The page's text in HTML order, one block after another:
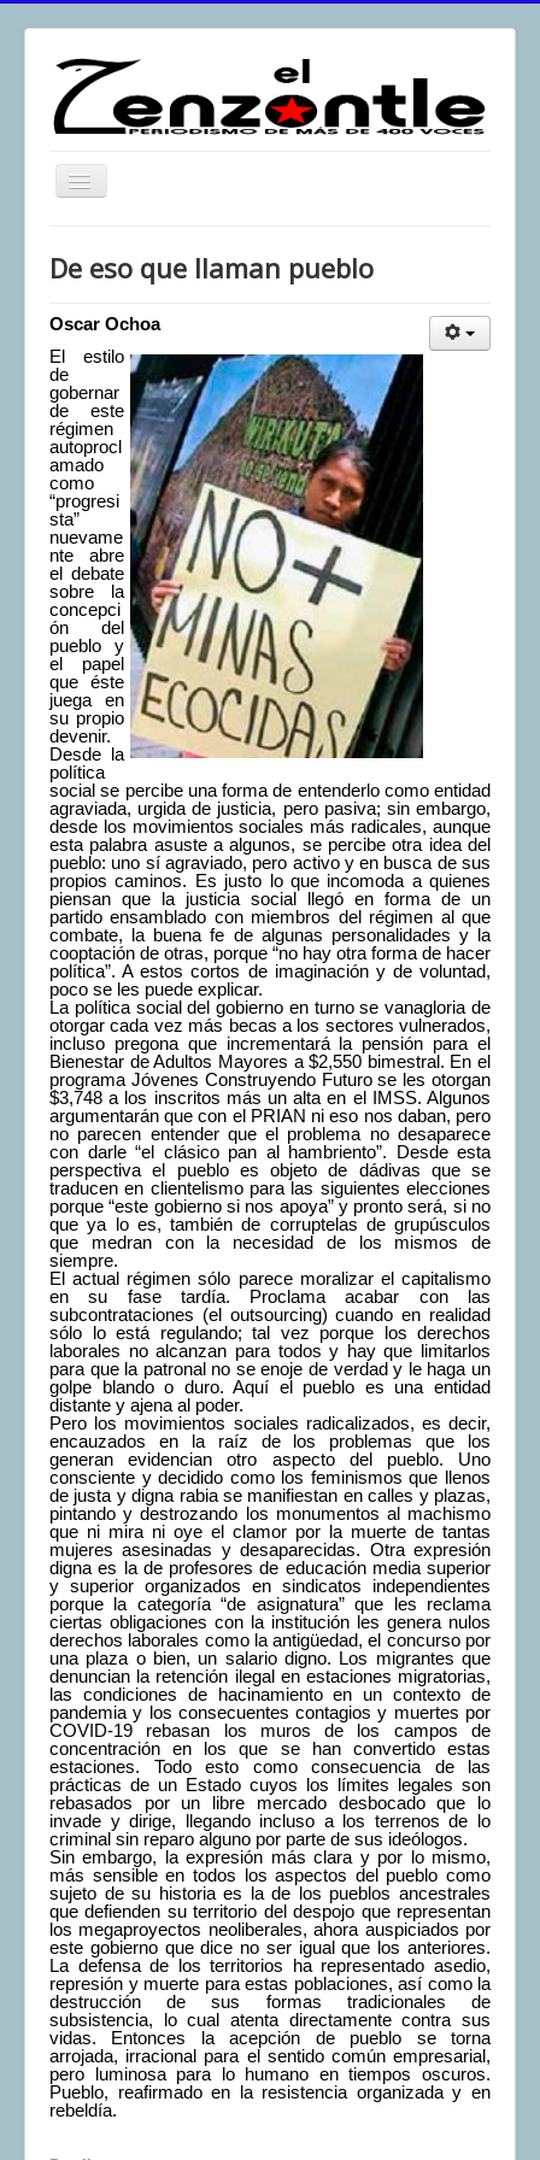
Toggle
El Zenzontle
Resistencia
Análisis
Multimedia
Archivos
Contacto
Afirmación
COMUNERA 67 EN PDF numero de presentación de la
voz de la Casa de los pueblos
De eso que llaman pueblo
Oscar Ochoa
El estilo
de
gobernar
de este
régimen
autoprocl
amado
como
“progresi
sta”
nuevame
nte abre
el debate
sobre la
concepci
ón del
pueblo y
el papel
que éste
juega en
su propio
devenir.
Desde la
política
social se percibe una forma de entenderlo como entidad
agraviada, urgida de justicia, pero pasiva; sin embargo,
desde los movimientos sociales más radicales, aunque
esta palabra asuste a algunos, se percibe otra idea del
pueblo: uno sí agraviado, pero activo y en busca de sus
propios caminos. Es justo lo que incomoda a quienes
piensan que la justicia social llegó en forma de un
partido ensamblado con miembros del régimen al que
combate, la buena fe de algunas personalidades y la
cooptación de otras, porque “no hay otra forma de hacer
política”. A estos cortos de imaginación y de voluntad,
poco se les puede explicar.
La política social del gobierno en turno se vanagloria de
otorgar cada vez más becas a los sectores vulnerados,
incluso pregona que incrementará la pensión para el
Bienestar de Adultos Mayores a $2,550 bimestral. En el
programa Jóvenes Construyendo Futuro se les otorgan
$3,748 a los inscritos más un alta en el IMSS. Algunos
argumentarán que con el PRIAN ni eso nos daban, pero
no parecen entender que el problema no desaparece
con darle “el clásico pan al hambriento”. Desde esta
perspectiva el pueblo es objeto de dádivas que se
traducen en clientelismo para las siguientes elecciones
porque “este gobierno si nos apoya” y pronto será, si no
que ya lo es, también de corruptelas de grupúsculos
que medran con la necesidad de los mismos de
siempre.
El actual régimen sólo parece moralizar el capitalismo
en su fase tardía. Proclama acabar con las
subcontrataciones (el outsourcing) cuando en realidad
sólo lo está regulando; tal vez porque los derechos
laborales no alcanzan para todos y hay que limitarlos
para que la patronal no se enoje de verdad y le haga un
golpe blando o duro. Aquí el pueblo es una entidad
distante y ajena al poder.
Pero los movimientos sociales radicalizados, es decir,
encauzados en la raíz de los problemas que los
generan evidencian otro aspecto del pueblo. Uno
consciente y decidido como los feminismos que llenos
de justa y digna rabia se manifiestan en calles y plazas,
pintando y destrozando los monumentos al machismo
que ni mira ni oye el clamor por la muerte de tantas
mujeres asesinadas y desaparecidas. Otra expresión
digna es la de profesores de educación media superior
y superior organizados en sindicatos independientes
porque la categoría “de asignatura” que les reclama
ciertas obligaciones con la institución les genera nulos
derechos laborales como la antigüedad, el concurso por
una plaza o bien, un salario digno. Los migrantes que
denuncian la retención ilegal en estaciones migratorias,
las condiciones de hacinamiento en un contexto de
pandemia y los consecuentes contagios y muertes por
COVID-19 rebasan los muros de los campos de
concentración en los que se han convertido estas
estaciones. Todo esto como consecuencia de las
prácticas de un Estado cuyos los límites legales son
rebasados por un libre mercado desbocado que lo
invade y dirige, llegando incluso a los terrenos de lo
criminal sin reparo alguno por parte de sus ideólogos.
Sin embargo, la expresión más clara y por lo mismo,
más sensible en todos los aspectos del pueblo como
sujeto de su historia es la de los pueblos ancestrales
que defienden su territorio del despojo que representan
los megaproyectos neoliberales, ahora auspiciados por
este gobierno que dice no ser igual que los anteriores.
La defensa de los territorios ha representado asedio,
represión y muerte para estas poblaciones, así como la
destrucción de sus formas tradicionales de
subsistencia, lo cual atenta directamente contra sus
vidas. Entonces la acepción de pueblo se torna
arrojada, irracional para el sentido común empresarial,
pero luminosa para lo humano en tiempos oscuros.
Pueblo, reafirmado en la resistencia organizada y en
rebeldía.